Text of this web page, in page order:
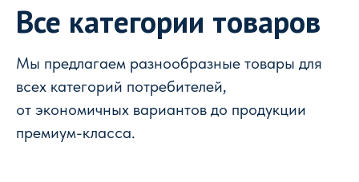
Все категории товаров
Мы предлагаем разнообразные товары для
всех категорий потребителей,
от экономичных вариантов до продукции
премиум-класса.